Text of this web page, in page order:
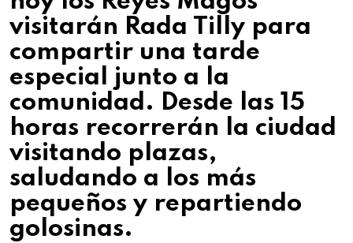
visitarán Rada Tilly para
compartir una tarde
especial junto a la
comunidad. Desde las 15
horas recorrerán la ciudad
visitando plazas,
saludando a los más
pequeños y repartiendo
golosinas.